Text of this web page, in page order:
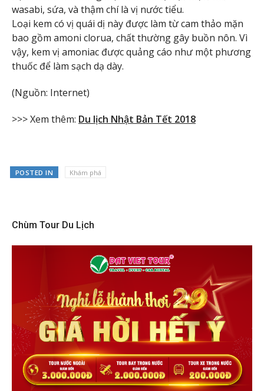
wasabi, sứa, và thậm chí là vị nước tiểu.
Loại kem có vị quái dị này được làm từ cam thảo mặn
bao gồm amoni clorua, chất thường gây buồn nôn. Vì
vậy, kem vị amoniac được quảng cáo như một phương
thuốc để làm sạch dạ dày.
(Nguồn: Internet)
>>> Xem thêm: Du lịch Nhật Bản Tết 2018
POSTED IN Khám phá
Chùm Tour Du Lịch